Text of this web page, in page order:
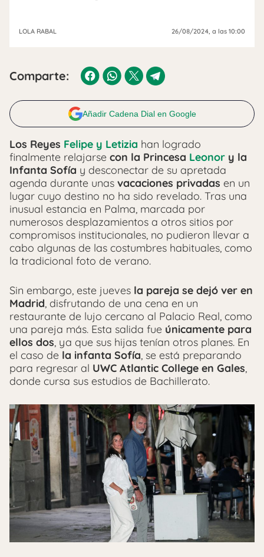
LOLA RABAL 26/08/2024, a las 10:00
Comparte:
Añadir Cadena Dial en Google
Los Reyes Felipe y Letizia han logrado
finalmente relajarse con la Princesa Leonor y la
Infanta Sofía y desconectar de su apretada
agenda durante unas vacaciones privadas en un
lugar cuyo destino no ha sido revelado. Tras una
inusual estancia en Palma, marcada por
numerosos desplazamientos a otros sitios por
compromisos institucionales, no pudieron llevar a
cabo algunas de las costumbres habituales, como
la tradicional foto de verano.
Sin embargo, este jueves la pareja se dejó ver en
Madrid, disfrutando de una cena en un
restaurante de lujo cercano al Palacio Real, como
una pareja más. Esta salida fue únicamente para
ellos dos, ya que sus hijas tenían otros planes. En
el caso de la infanta Sofía, se está preparando
para regresar al UWC Atlantic College en Gales,
donde cursa sus estudios de Bachillerato.